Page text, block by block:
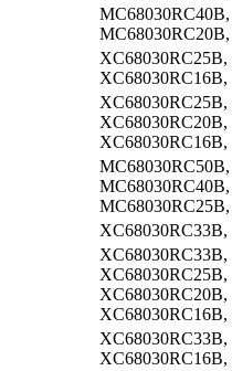
MC68030RC40B,
MC68030RC20B,
XC68030RC25B,
XC68030RC16B,
XC68030RC25B,
XC68030RC20B,
XC68030RC16B,
MC68030RC50B,
MC68030RC40B,
MC68030RC25B,
XC68030RC33B,
XC68030RC33B,
XC68030RC25B,
XC68030RC20B,
XC68030RC16B,
XC68030RC33B,
XC68030RC16B,